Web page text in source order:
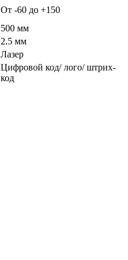
От -60 до +150
500 мм
2.5 мм
Лазер
Цифровой код/ лого/ штрих-
код